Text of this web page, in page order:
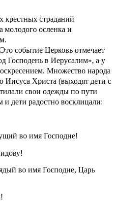
крестных страданий
молодого осленка и
событие Церковь отмечает
Господень в Иерусалим», а у
Множество народа
Иисуса Христа (выходят дети с
свои одежды по пути
и дети радостно восклицали:
во имя Господне!
во имя Господне, Царь